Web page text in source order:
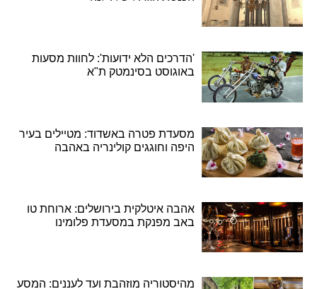
'הדרכים הלא ידועות': לחוות מסעות
באוגוסט בסינמטק ת"א
מסעדת פטרה באשדוד: מטיילים בעיר
היפה וחוגגים קולינריה באהבה
אהבה איטלקית בירושלים: ארוחת טו
באב מפנקת במסעדת פלומינו
מהיסטוריה מוזהבת ועד לעננים: המסע